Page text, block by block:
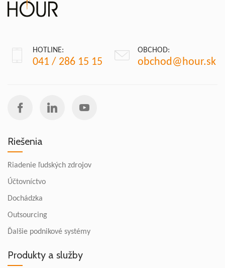
HOTLINE:
041 / 286 15 15
OBCHOD:
obchod@hour.sk
Riešenia
Riadenie ľudských zdrojov
Účtovníctvo
Dochádzka
Outsourcing
Ďalšie podnikové systémy
Produkty a služby